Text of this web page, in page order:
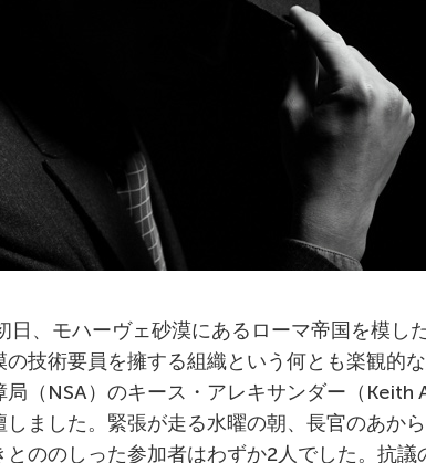
日、モハーヴェ砂漠にあるローマ帝国を模し
技術要員を擁する組織という何とも楽観的
（NSA）のキース・アレキサンダー（Keith
ました。緊張が走る水曜の朝、長官のあか
ののしった参加者はわずか2人でした。抗議